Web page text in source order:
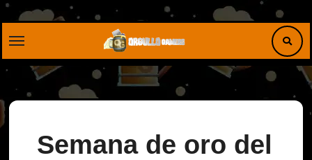
Saltar
Semana de oro del